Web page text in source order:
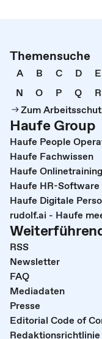
Themensuche
A B C D E
N
O P Q R
Zum
Haufe Group
Haufe People
Haufe Fachwissen
Haufe Onlinetraining
Haufe HR-Software
Haufe Digitale
rudolf.ai - Haufe
RSS
Newsletter
FAQ
Mediadaten
Presse
Editorial Code of